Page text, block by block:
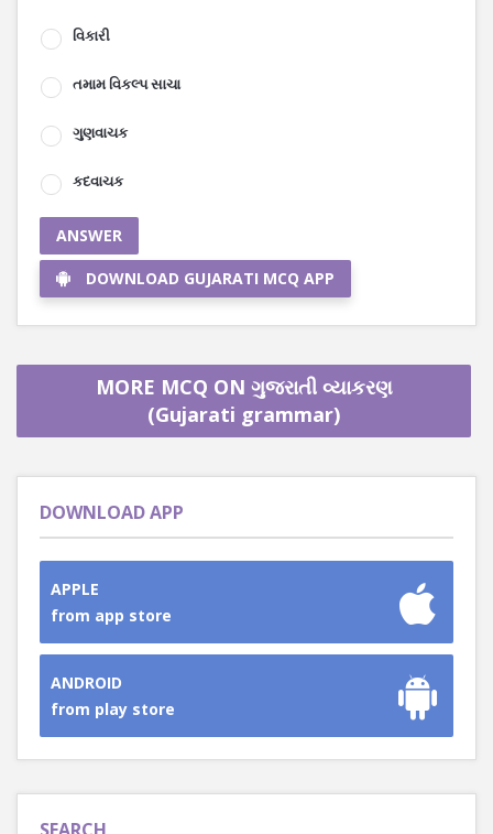
વિકારી
તમામ વિકલ્પ સાચા
ગુણવાચક
કદવાચક
ANSWER
DOWNLOAD GUJARATI MCQ APP
MORE MCQ ON ગુજરાતી વ્યાકરણ
(Gujarati grammar)
DOWNLOAD APP
APPLE
from app store
ANDROID
from play store